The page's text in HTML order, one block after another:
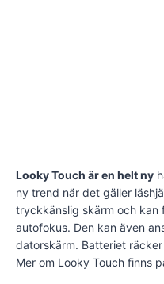
Looky Touch är en helt ny
ny trend när det gäller
tryckkänslig skärm och kan
autofokus. Den kan även
datorskärm. Batteriet
Mer om Looky Touch finns